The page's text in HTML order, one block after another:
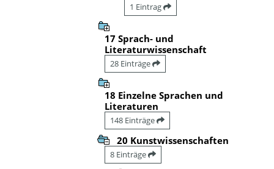
1 Eintrag
17 Sprach- und
Literaturwissenschaft
28 Einträge
18 Einzelne Sprachen und
Literaturen
148 Einträge
20 Kunstwissenschaften
8 Einträge